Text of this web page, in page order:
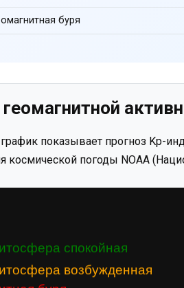
буря
показывает прогноз Kp-
космической погоды NOAA